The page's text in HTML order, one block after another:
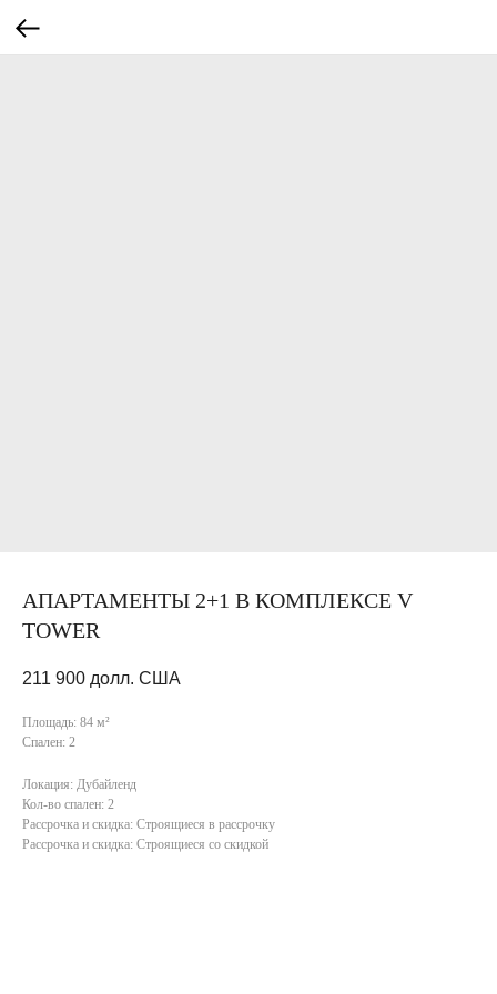
АПАРТАМЕНТЫ 2+1 В КОМПЛЕКСЕ V
TOWER
211 900 долл. США
Площадь: 84 м²
Спален: 2
Локация: Дубайленд
Кол-во спален: 2
Рассрочка и скидка: Строящиеся в рассрочку
Рассрочка и скидка: Строящиеся со скидкой